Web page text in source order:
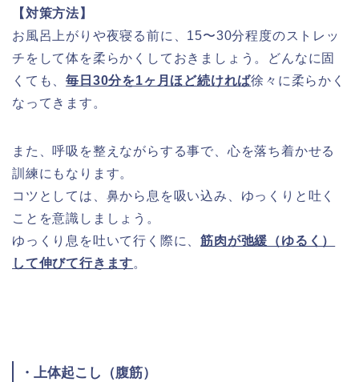
【対策方法】
お風呂上がりや夜寝る前に、15〜30分程度のストレッ
チをして体を柔らかくしておきましょう。どんなに固
くても、毎日30分を1ヶ月ほど続ければ徐々に柔らかく
なってきます。
また、呼吸を整えながらする事で、心を落ち着かせる
訓練にもなります。
コツとしては、鼻から息を吸い込み、ゆっくりと吐く
ことを意識しましょう。
ゆっくり息を吐いて行く際に、筋肉が弛緩（ゆるく）
して伸びて行きます。
・上体起こし（腹筋）